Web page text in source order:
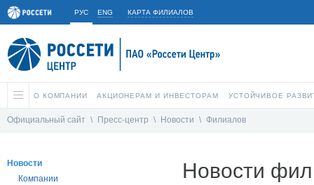
РУС ENG КАРТА ФИЛИАЛОВ
О КОМПАНИИ АКЦИОНЕРАМ И ИНВЕСТОРАМ УСТОЙЧИВОЕ
Официальный сайт \ Пресс-центр \ Новости \ Филиалов
Новости
Компании
Новости